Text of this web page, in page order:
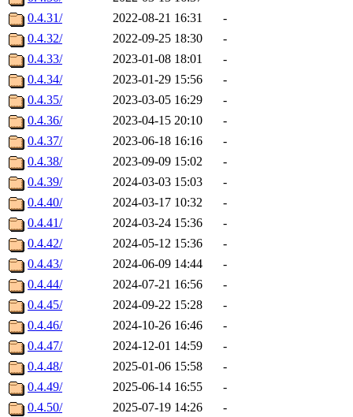
0.4.31/
2022-08-21 16:31
-
0.4.32/
2022-09-25 18:30
-
0.4.33/
2023-01-08 18:01
-
0.4.34/
2023-01-29 15:56
-
0.4.35/
2023-03-05 16:29
-
0.4.36/
2023-04-15 20:10
-
0.4.37/
2023-06-18 16:16
-
0.4.38/
2023-09-09 15:02
-
0.4.39/
2024-03-03 15:03
-
0.4.40/
2024-03-17 10:32
-
0.4.41/
2024-03-24 15:36
-
0.4.42/
2024-05-12 15:36
-
0.4.43/
2024-06-09 14:44
-
0.4.44/
2024-07-21 16:56
-
0.4.45/
2024-09-22 15:28
-
0.4.46/
2024-10-26 16:46
-
0.4.47/
2024-12-01 14:59
-
0.4.48/
2025-01-06 15:58
-
0.4.49/
2025-06-14 16:55
-
0.4.50/
2025-07-19 14:26 -